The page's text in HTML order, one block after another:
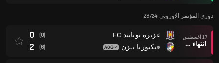
دوري المؤتمر الأوروبي 23/24
17 أغسطس
انتهاء وقت المباراة
غزيرة يونايتد FC
فيكتوريا بلزن
(0)
0
(6)
2